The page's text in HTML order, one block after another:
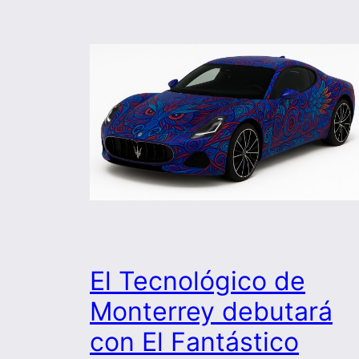
El Tecnológico de
Monterrey debutará
con El Fantástico